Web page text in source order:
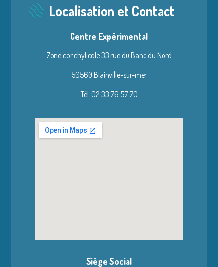
Localisation et Contact
Centre Expérimental
Zone conchylicole 33 rue du Banc du Nord
50560 Blainville-sur-mer
Tél. 02 33 76 57 70
Siège Social